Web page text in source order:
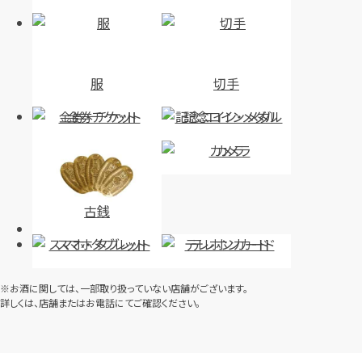
ショパール ハッピーダイアモン
ド ピアス 750 ダイヤ合計
買取参考価格 121,000
ティファニー ネックレス 750 全
服
切手
金券・チケット
記念コイン・メダル
古銭
カメラ
スマホ・タブレット テレホンカード
※お酒に関しては、一部取り扱っていない店舗がございます。
詳しくは、店舗またはお電話にてご確認ください。